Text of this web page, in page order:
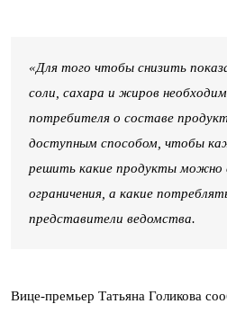
«Для того чтобы снизить
соли, сахара и жиров
потребителя о составе
доступным способом, чтобы
решить какие продукты можно
ограничения, а какие
представители ведомства.
Вице-премьер Татьяна Голикова